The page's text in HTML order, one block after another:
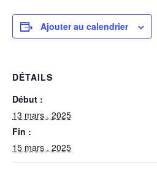
Ajouter au calendrier
DÉTAILS
Début :
13 mars , 2025
Fin :
15 mars , 2025